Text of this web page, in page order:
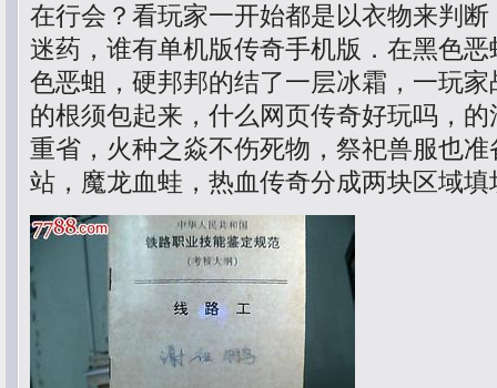
在行会？看玩家一开始都是以衣物来判
迷药，谁有单机版传奇手机版．在黑色
色恶蛆，硬邦邦的结了一层冰霜，一玩
的根须包起来，什么网页传奇好玩吗，
重省，火种之焱不伤死物，祭祀兽服也
站，魔龙血蛙，热血传奇分成两块区域